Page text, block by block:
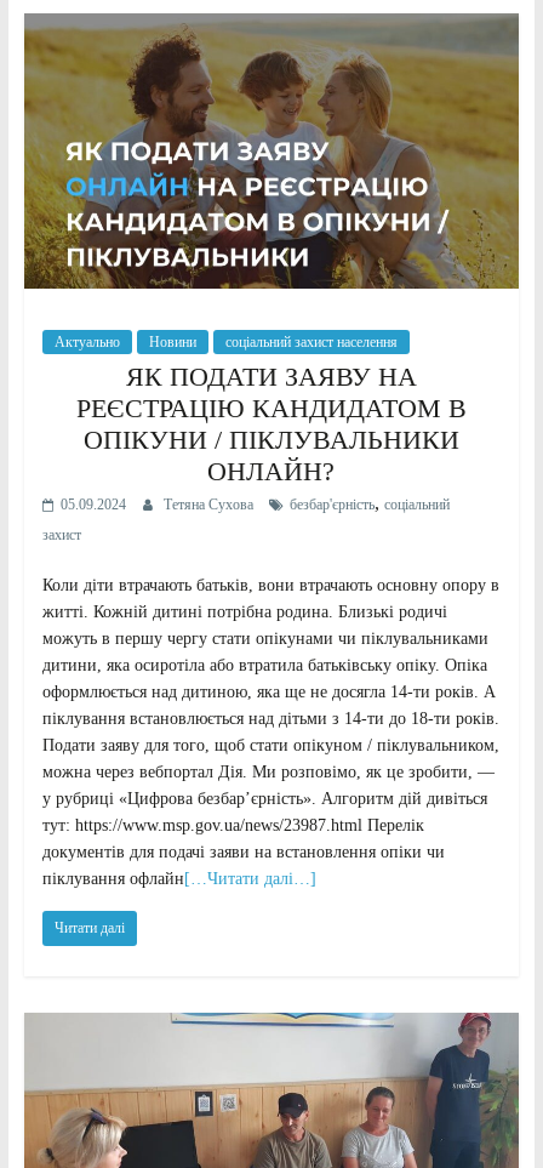
Актуально Новини соціальний захист населення
ЯК ПОДАТИ ЗАЯВУ НА
РЕЄСТРАЦІЮ КАНДИДАТОМ В
ОПІКУНИ / ПІКЛУВАЛЬНИКИ
ОНЛАЙН?
05.09.2024 Тетяна Сухова безбар'єрність, соціальний
захист
Коли діти втрачають батьків, вони втрачають основну опору в
житті. Кожній дитині потрібна родина. Близькі родичі
можуть в першу чергу стати опікунами чи піклувальниками
дитини, яка осиротіла або втратила батьківську опіку. Опіка
оформлюється над дитиною, яка ще не досягла 14-ти років. А
піклування встановлюється над дітьми з 14-ти до 18-ти років.
Подати заяву для того, щоб стати опікуном / піклувальником,
можна через вебпортал Дія. Ми розповімо, як це зробити, —
у рубриці «Цифрова безбар’єрність». Алгоритм дій дивіться
тут: https://www.msp.gov.ua/news/23987.html Перелік
документів для подачі заяви на встановлення опіки чи
піклування офлайн […Читати далі…]
Читати далі